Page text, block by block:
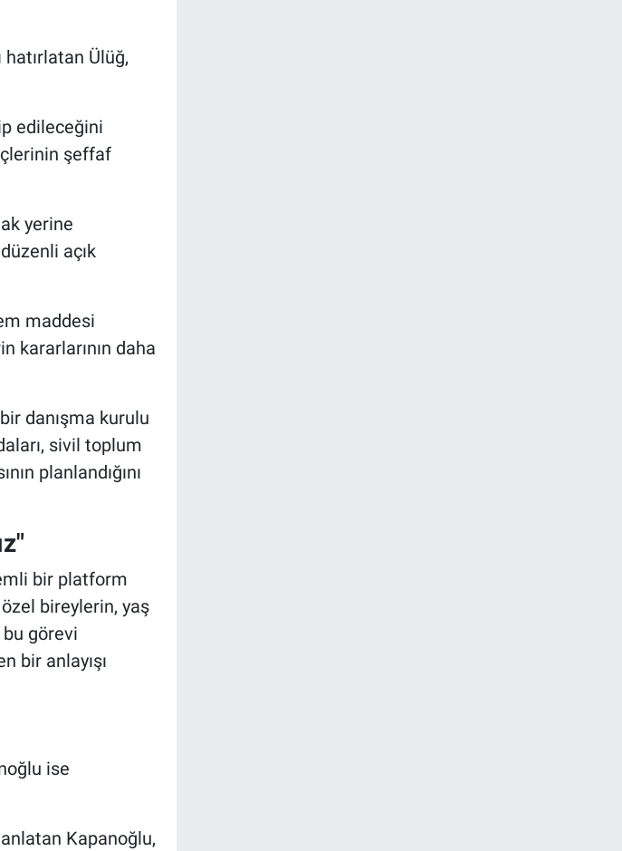
hatırlatan Ülüğ,
edileceğini
şeffaf
yerine
açık
maddesi
kararlarının daha
danışma kurulu
sivil toplum
planlandığını
bir platform
bireylerin, yaş
görevi
bir anlayışı
ise
Kapanoğlu,